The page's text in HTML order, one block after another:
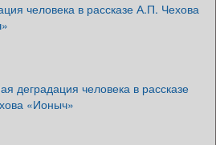
человека в рассказе А.П. Чехова
деградация человека в рассказе
«Ионыч»